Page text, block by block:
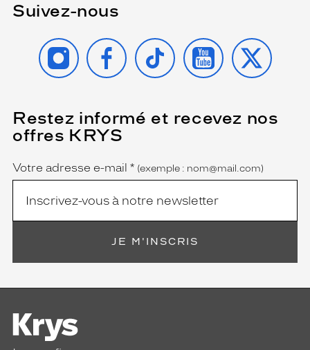
Suivez-nous
INSTAGRAMFACEBOOK
TIKTOK YOUTUBE
X
Restez informé et recevez nos
offres KRYS
Name
Votre adresse e-mail *
(Ce
champ
est
obligatoire)
(exemple : nom@mail.com)
JE M'INSCRIS